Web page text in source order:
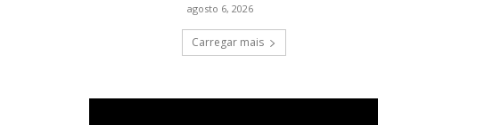
agosto 6, 2026
Carregar mais